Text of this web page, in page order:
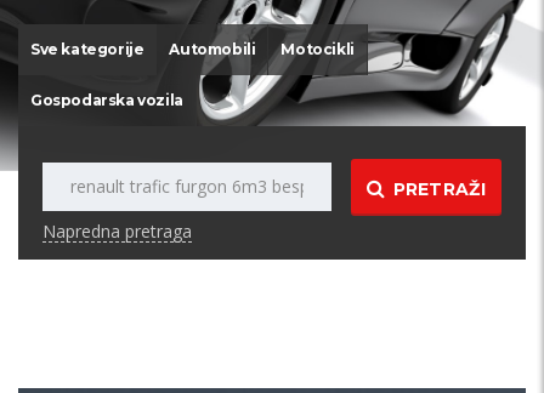
Sve kategorije Automobili Motocikli
Gospodarska vozila
PRETRAŽI
Napredna pretraga